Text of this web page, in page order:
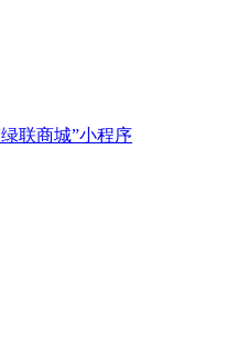
联商城”小程序